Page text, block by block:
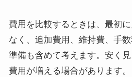
費用を比較するときは、最初
なく、追加費用、維持費、手
準備も含めて考えます。安く
費用が増える場合があります。